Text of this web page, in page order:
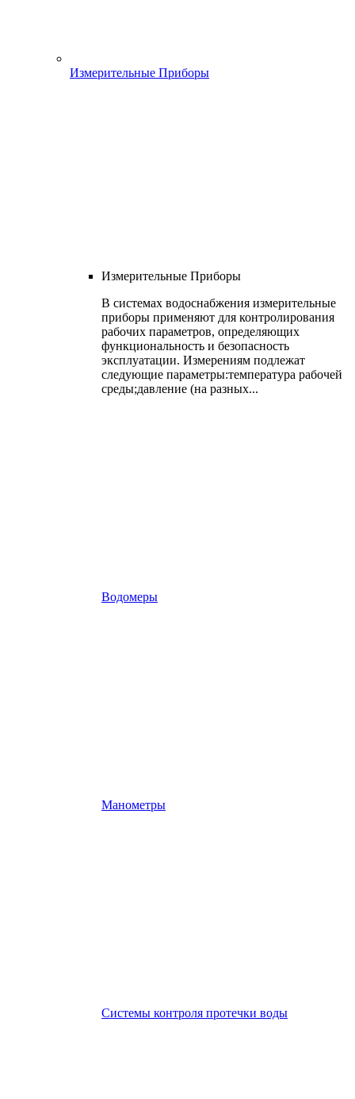
Измерительные Приборы
Измерительные Приборы
В системах водоснабжения измерительные
приборы применяют для контролирования
рабочих параметров, определяющих
функциональность и безопасность
эксплуатации. Измерениям подлежат
следующие параметры:температура рабочей
среды;давление (на разных...
Водомеры
Манометры
Системы контроля протечки воды